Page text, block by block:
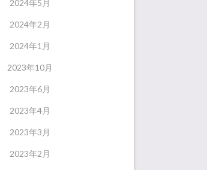
2024年5月
2024年2月
2024年1月
2023年10月
2023年6月
2023年4月
2023年3月
2023年2月